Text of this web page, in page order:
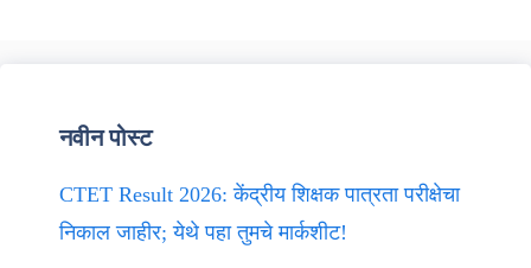
नवीन पोस्ट
CTET Result 2026: केंद्रीय शिक्षक पात्रता परीक्षेचा
निकाल जाहीर; येथे पहा तुमचे मार्कशीट!